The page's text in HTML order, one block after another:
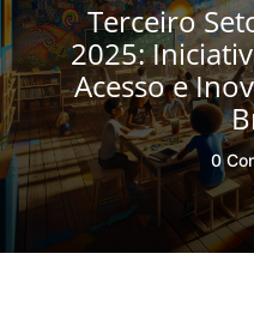
Terceiro
2025:
Acesso e
0